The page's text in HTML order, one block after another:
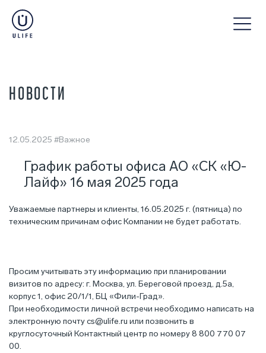
НОВОСТИ
12.05.2025 #Важное
График работы офиса АО «СК «Ю-
Лайф» 16 мая 2025 года
Уважаемые партнеры и клиенты, 16.05.2025 г. (пятница) по
техническим причинам офис Компании не будет работать.
Просим учитывать эту информацию при планировании
визитов по адресу: г. Москва, ул. Береговой проезд, д.5а,
корпус 1, офис 20/1/1, БЦ «Фили-Град».
При необходимости личной встречи необходимо написать на
электронную почтуcs@ulife.ru или позвонить в
круглосуточный Контактный центр по номеру 8 800 770 07
00.